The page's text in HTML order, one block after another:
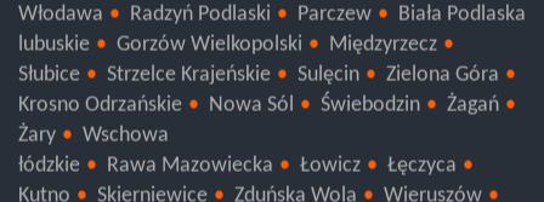
Włodawa
Radzyń Podlaski Parczew
Biała Podlaska
lubuskie
Gorzów Wielkopolski
Międzyrzecz
Słubice
Strzelce Krajeńskie Sulęcin
Zielona Góra
Krosno Odrzańskie
Żary
Wschowa
łódzkie
Rawa Mazowiecka Łowicz
Łęczyca